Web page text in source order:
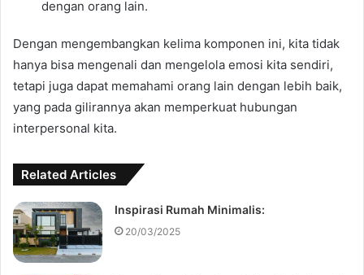
dengan orang lain.
Dengan mengembangkan kelima komponen ini, kita tidak
hanya bisa mengenali dan mengelola emosi kita sendiri,
tetapi juga dapat memahami orang lain dengan lebih baik,
yang pada gilirannya akan memperkuat hubungan
interpersonal kita.
Related Articles
Inspirasi Rumah Minimalis:
20/03/2025